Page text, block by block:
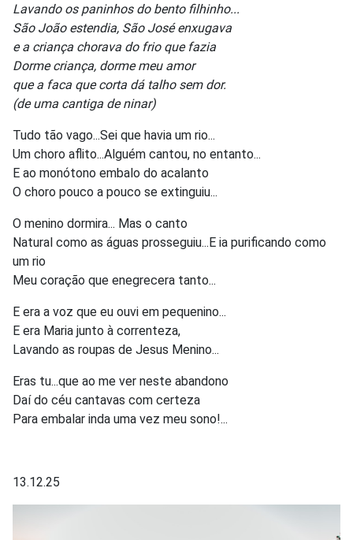
Lavando os paninhos do bento filhinho...
São João estendia, São José enxugava
e a criança chorava do frio que fazia
Dorme criança, dorme meu amor
que a faca que corta dá talho sem dor.
(de uma cantiga de ninar)
Tudo tão vago...Sei que havia um rio...
Um choro aflito...Alguém cantou, no entanto...
E ao monótono embalo do acalanto
O choro pouco a pouco se extinguiu...
O menino dormira... Mas o canto
Natural como as águas prosseguiu...E ia purificando como
um rio
Meu coração que enegrecera tanto...
E era a voz que eu ouvi em pequenino...
E era Maria junto à correnteza,
Lavando as roupas de Jesus Menino...
Eras tu...que ao me ver neste abandono
Daí do céu cantavas com certeza
Para embalar inda uma vez meu sono!...
13.12.25